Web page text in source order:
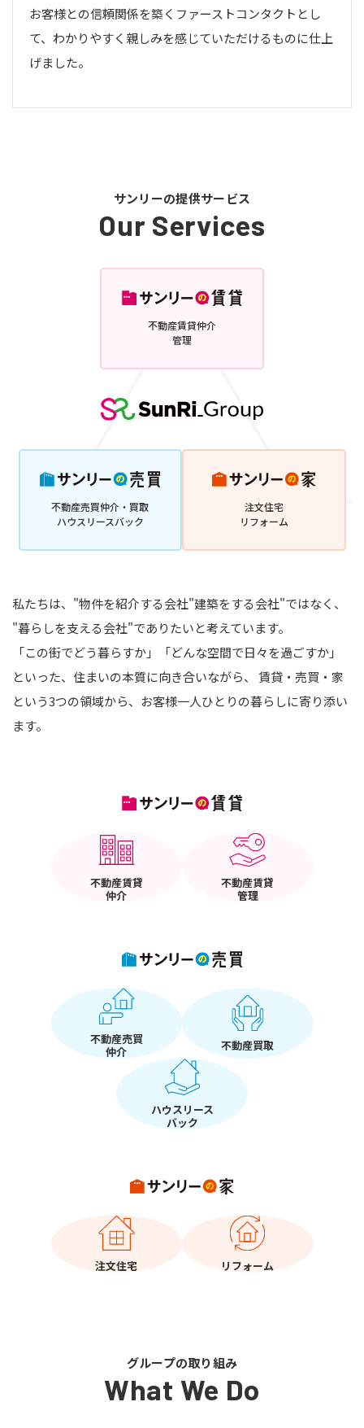
お客様との信頼関係を築くファーストコンタクトとし
て、わかりやすく親しみを感じていただけるものに仕上
げました。
サンリーの提供サービス
Our Services
不動産賃貸仲介
管理
不動産売買仲介・買取
ハウスリースバック
注文住宅
リフォーム
私たちは、"物件を紹介する会社"建築をする会社"ではなく、
"暮らしを支える会社"でありたいと考えています。
「この街でどう暮らすか」「どんな空間で日々を過ごすか」
といった、住まいの本質に向き合いながら、
賃貸・売買・家
という3つの領域から、お客様一人ひとりの暮らしに寄り添い
ます。
不動産賃貸
仲介
不動産賃貸
管理
不動産売買
仲介
不動産買取
ハウスリース
バック
注文住宅 リフォーム
グループの取り組み
What We Do